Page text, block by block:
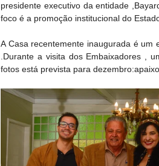
presidente executivo da entidade
foco é a promoção institucional do
A Casa recentemente inaugurada é um
.Durante a visita dos Embaixadores ,
fotos está prevista para